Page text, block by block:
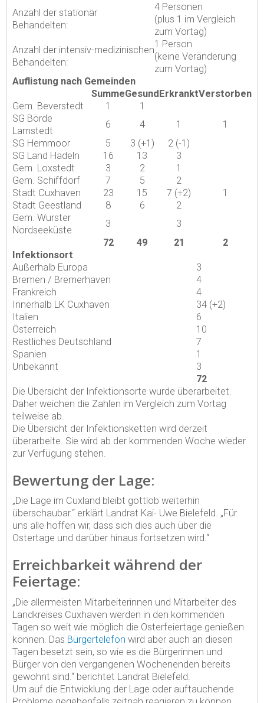
Anzahl der stationär
Behandelten:
4 Personen
(plus 1 im Vergleich
zum Vortag)
Anzahl der intensiv-medizinischen
Behandelten:
1 Person
(keine Veränderung
zum Vortag)
Auflistung nach Gemeinden
SummeGesundErkranktVerstorben
Gem. Beverstedt
1
1
SG Börde
Lamstedt
6 4 1
1
SG Hemmoor
5 3 (+1)
2 (-1)
SG Land Hadeln
16 13
3
Gem. Loxstedt
3 2
1
Gem. Schiffdorf
7 5
2
Stadt Cuxhaven
23 15 7 (+2)
1
Stadt Geestland
8 6
2
Gem. Wurster
Nordseeküste
3
3
72
49 21
2
Infektionsort
Außerhalb Europa
3
Bremen / Bremerhaven
4
Frankreich
4
Innerhalb LK Cuxhaven
34 (+2)
Italien
6
Österreich
10
Restliches Deutschland
7
Spanien
1
Unbekannt
3
72
Die Übersicht der Infektionsorte wurde überarbeitet.
Daher weichen die Zahlen im Vergleich zum Vortag
teilweise ab.
Die Übersicht der Infektionsketten wird derzeit
überarbeite. Sie wird ab der kommenden Woche wieder
zur Verfügung stehen.
Bewertung der Lage:
„Die Lage im Cuxland bleibt gottlob weiterhin
überschaubar.“ erklärt Landrat Kai- Uwe Bielefeld. „Für
uns alle hoffen wir, dass sich dies auch über die
Ostertage und darüber hinaus fortsetzen wird.“
Erreichbarkeit während der
Feiertage:
„Die allermeisten Mitarbeiterinnen und Mitarbeiter des
Landkreises Cuxhaven werden in den kommenden
Tagen so weit wie möglich die Osterfeiertage genießen
können. Das Bürgertelefon wird aber auch an diesen
Tagen besetzt sein, so wie es die Bürgerinnen und
Bürger von den vergangenen Wochenenden bereits
gewohnt sind.“ berichtet Landrat Bielefeld.
Um auf die Entwicklung der Lage oder auftauchende